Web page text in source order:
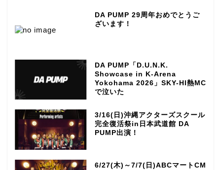
DA PUMP 29周年おめでとうご
ざいます！
DA PUMP「D.U.N.K.
Showcase in K-Arena
Yokohama 2026」SKY-HI熱MC
で泣いた
3/16(日)沖縄アクターズスクール
完全復活祭in日本武道館 DA
PUMP出演！
6/27(木)～7/7(日)ABCマートCM